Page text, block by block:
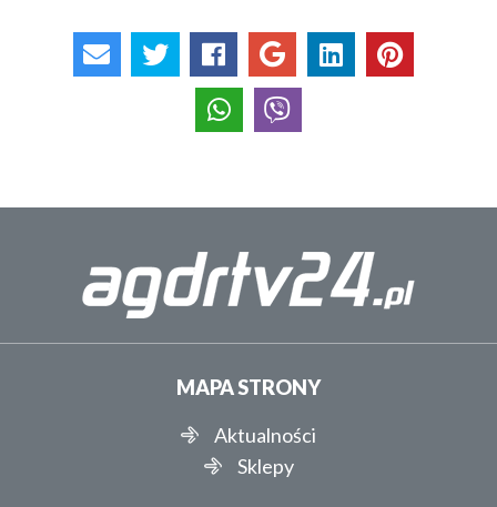
MAPA STRONY
Aktualności
Sklepy